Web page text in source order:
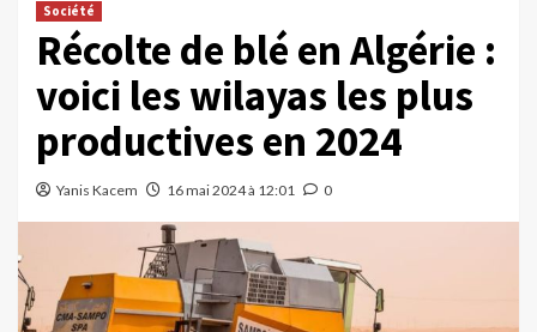
Société
Récolte de blé en Algérie :
voici les wilayas les plus
productives en 2024
Yanis Kacem 16 mai 2024 à 12:01 0